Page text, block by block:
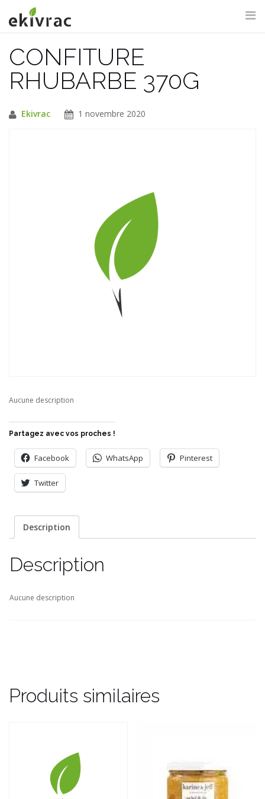
au
contenu
RECHERCHE DU SITE
CONFITURE
RHUBARBE 370G
Ekivrac 1 novembre 2020
Aucune description
Partagez avec vos proches !
Facebook WhatsApp Pinterest
Twitter
Description
Description
Aucune description
Produits similaires